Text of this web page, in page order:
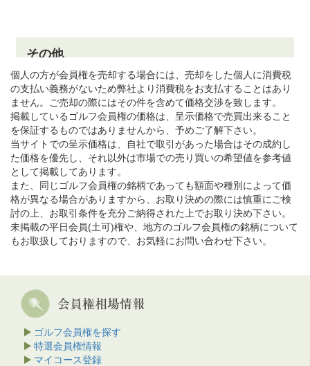
個人の方が会員権を売却する場合には、売却をした個人に消費税
の支払い義務がないため弊社より消費税をお支払することはあり
ません。ご売却の際にはその件を含めて価格交渉を致します。
掲載しているゴルフ会員権の価格は、呈示価格で売買出来ること
を保証するものではありませんから、予めご了解下さい。
当サイトでの呈示価格は、自社で取引があった場合はその成約し
た価格を優先し、それ以外は市場での売り買いの希望値を参考値
として掲載してあります。
また、同じゴルフ会員権の銘柄であっても額面や種別によって価
格が異なる場合がありますから、お取り決めの際には慎重にご検
討の上、お取引条件を充分ご納得された上でお取り決め下さい。
未掲載の平日会員(土可)権や、地方のゴルフ会員権の銘柄について
もお取扱しておりますので、お気軽にお問い合わせ下さい。
ゴルフ会員権を探す
特選会員権情報
マイコース登録